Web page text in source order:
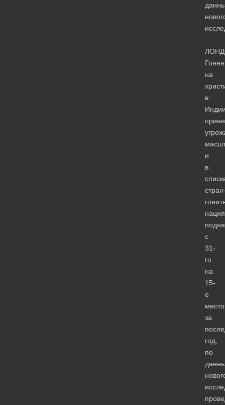
на
в
и
в
нация
с
31-
го
на
15-
е
место
за
год,
по